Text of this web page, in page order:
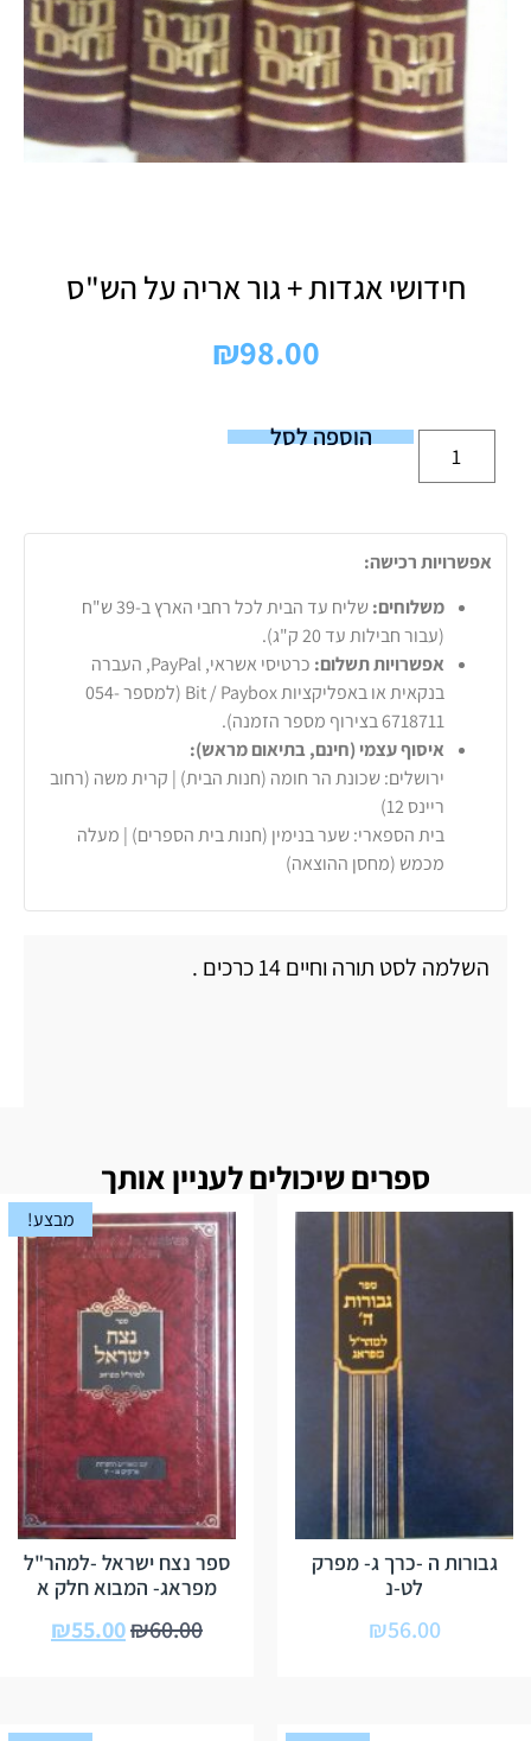
חידושי אגדות + גור אריה על הש"ס
₪98.00
הוספה לסל
אפשרויות רכישה:
משלוחים:
שליח עד הבית לכל רחבי הארץ ב-39 ש"ח
(עבור חבילות עד 20 ק"ג).
אפשרויות תשלום:
כרטיסי אשראי, PayPal, העברה
בנקאית או באפליקציות Bit / Paybox (למספר 054-
6718711 בצירוף מספר הזמנה).
איסוף עצמי (חינם, בתיאום מראש):
ירושלים: שכונת הר חומה (חנות הבית) | קרית משה (רחוב
ריינס 12)
בית הספארי: שער בנימין (חנות בית הספרים) | מעלה
מכמש (מחסן ההוצאה)
השלמה לסט תורה וחיים 14 כרכים .
ספרים שיכולים לעניין אותך
גבורות ה -כרך ג- מפרק
לט-נ
₪56.00
מבצע!
ספר נצח ישראל -למהר"ל
מפראג- המבוא חלק א
₪60.00
₪55.00